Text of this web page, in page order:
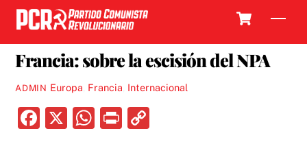
Skip
content
Francia: sobre la escisión del NPA
ADMIN Europa Francia Internacional
F
X
W P